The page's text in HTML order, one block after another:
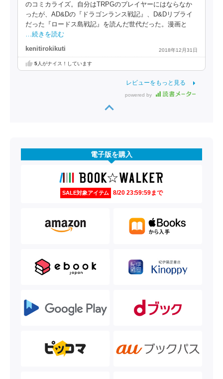
のコミカライズ。自分はTRPGのプレイヤーにはならなか
ったが、AD&Dの『ドラゴンランス戦記』、D&Dリプライ
だった『ロードス島戦記』を読んだ世代だった。漫画と
…続きを読む
kenitirokikuti 2018年12月31日
5人がナイス！しています
レビューをもっと見る
powered by
電子版を購入
SALE対象アイテム 8/20 23:59:59まで